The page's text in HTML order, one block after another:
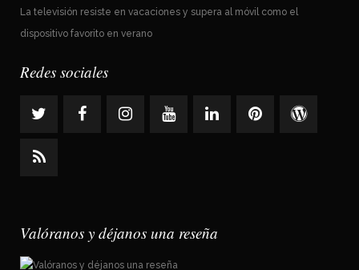
La televisión resiste en vacaciones y supera al móvil como el
dispositivo favorito en verano
Redes sociales
Valóranos y déjanos una reseña